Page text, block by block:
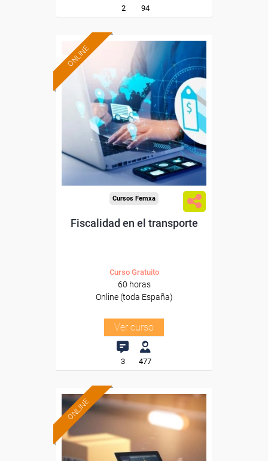
2 94
ONLINE
Formación 100%
subvencionada.
Para desempleados,
trabajadores y autónomos.
Sector
-Transporte y Logística.
Cursos Femxa
Fiscalidad en el transporte
Curso Gratuito
60 horas
Online (toda España)
Ver curso
3 477
ONLINE
Formación 100%
subvencionada.